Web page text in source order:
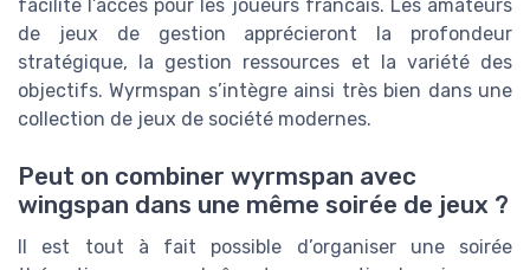
facilite l’accès pour les joueurs francais. Les amateurs
de jeux de gestion apprécieront la profondeur
stratégique, la gestion ressources et la variété des
objectifs. Wyrmspan s’intègre ainsi très bien dans une
collection de jeux de société modernes.
Peut on combiner wyrmspan avec
wingspan dans une même soirée de jeux ?
Il est tout à fait possible d’organiser une soirée